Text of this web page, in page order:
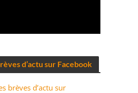
d’actu sur Facebook
brèves d’actu sur